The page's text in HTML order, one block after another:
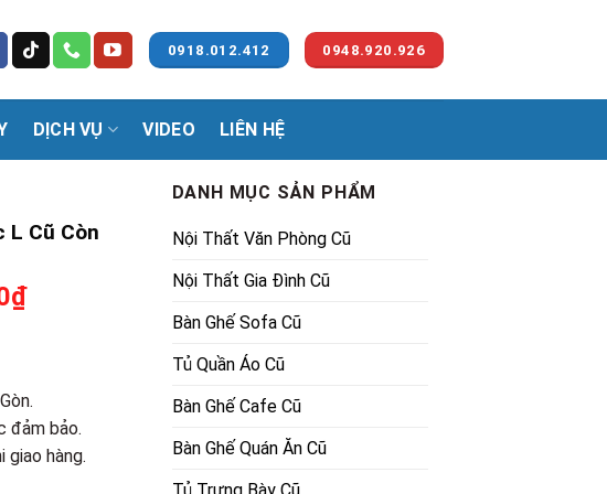
0918.012.412 0948.920.926
DỊCH VỤ VIDEO LIÊN HỆ
L Cũ Còn
₫Giá
3,500,000₫.
đảm bảo.
giao hàng.
DANH MỤC SẢN PHẨM
Nội Thất Văn Phòng Cũ
Nội Thất Gia Đình Cũ
Bàn Ghế Sofa Cũ
Tủ Quần Áo Cũ
Bàn Ghế Cafe Cũ
Bàn Ghế Quán Ăn Cũ
Tủ Trưng Bày Cũ